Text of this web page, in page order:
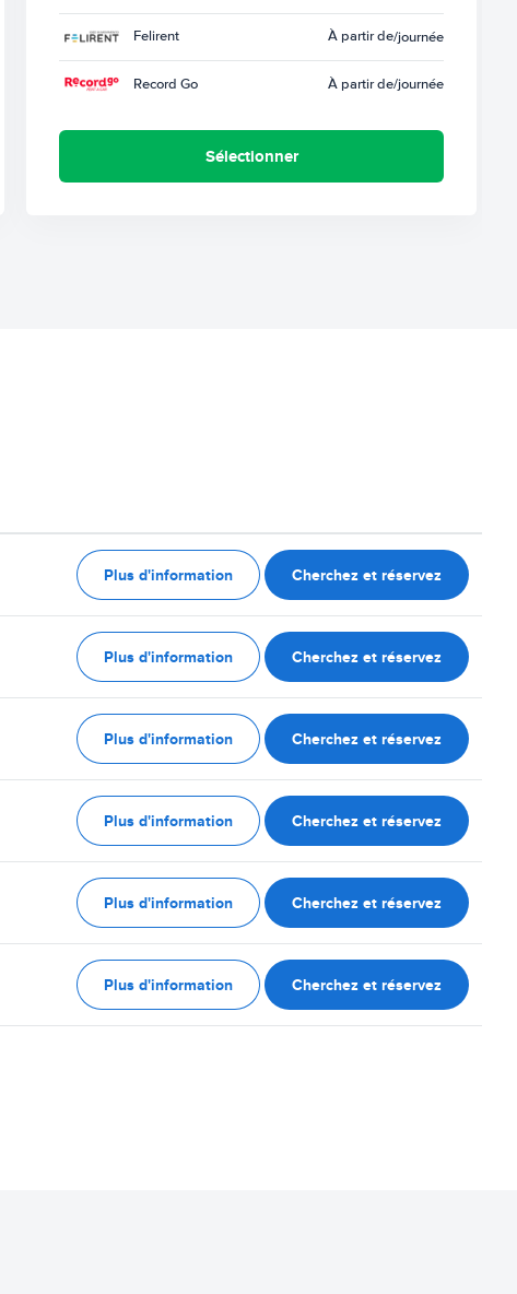
Felirent À partir de/journée
Record Go À partir de/journée
Sélectionner
Plus d'information Cherchez et réservez
Plus d'information Cherchez et réservez
Plus d'information Cherchez et réservez
Plus d'information Cherchez et réservez
Plus d'information Cherchez et réservez
Plus d'information Cherchez et réservez